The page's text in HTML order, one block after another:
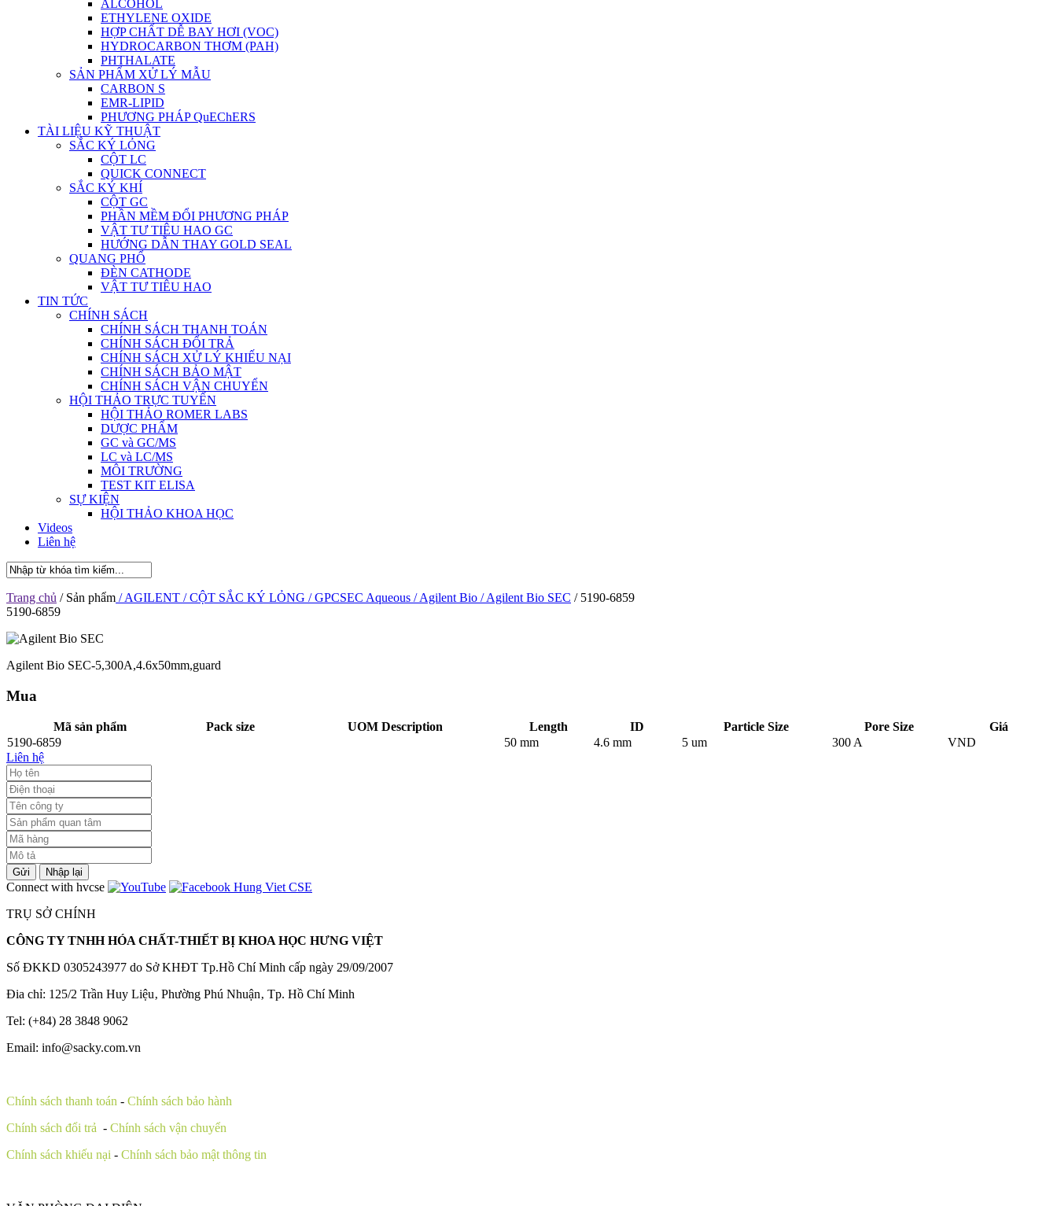
ALCOHOL
ETHYLENE OXIDE
HỢP CHẤT DỄ BAY HƠI (VOC)
HYDROCARBON THƠM (PAH)
PHTHALATE
SẢN PHẨM XỬ LÝ MẪU
CARBON S
EMR-LIPID
PHƯƠNG PHÁP QuEChERS
TÀI LIỆU KỸ THUẬT
SẮC KÝ LỎNG
CỘT LC
QUICK CONNECT
SẮC KÝ KHÍ
CỘT GC
PHẦN MỀM ĐỔI PHƯƠNG PHÁP
VẬT TƯ TIÊU HAO GC
HƯỚNG DẪN THAY GOLD SEAL
QUANG PHỔ
ĐÈN CATHODE
VẬT TƯ TIÊU HAO
TIN TỨC
CHÍNH SÁCH
CHÍNH SÁCH THANH TOÁN
CHÍNH SÁCH ĐỔI TRẢ
CHÍNH SÁCH XỬ LÝ KHIẾU NẠI
CHÍNH SÁCH BẢO MẬT
CHÍNH SÁCH VẬN CHUYỂN
HỘI THẢO TRỰC TUYẾN
HỘI THẢO ROMER LABS
DƯỢC PHẨM
GC và GC/MS
LC và LC/MS
MÔI TRƯỜNG
TEST KIT ELISA
SỰ KIỆN
HỘI THẢO KHOA HỌC
Videos
Liên hệ
Trang chủ / Sản phẩm / AGILENT / CỘT SẮC KÝ LỎNG / GPCSEC Aqueous / Agilent Bio / Agilent Bio SEC / 5190-6859
5190-6859
Agilent Bio SEC-5,300A,4.6x50mm,guard
Mua
Mã sản phẩm Pack size UOM Description Length ID Particle Size Pore Size
Giá
5190-6859
50 mm 4.6 mm 5 um 300 A
VND
Liên hệ
Gửi Nhập lại
Connect with hvcse
TRỤ SỞ CHÍNH
CÔNG TY TNHH HÓA CHẤT-THIẾT BỊ KHOA HỌC HƯNG VIỆT
Số ĐKKD 0305243977 do Sở KHĐT Tp.Hồ Chí Minh cấp ngày 29/09/2007
Đia chỉ: 125/2 Trần Huy Liệu‚ Phường Phú Nhuận‚ Tp. Hồ Chí Minh
Tel: (+84) 28 3848 9062
Email: info@sacky.com.vn
Chính sách thanh toán - Chính sách bảo hành
Chính sách đổi trả - Chính sách vận chuyển
Chính sách khiếu nại - Chính sách bảo mật thông tin